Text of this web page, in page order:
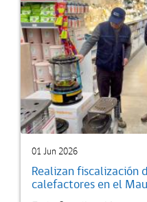
01 Jun 2026
Realizan fiscalización
calefactores en el